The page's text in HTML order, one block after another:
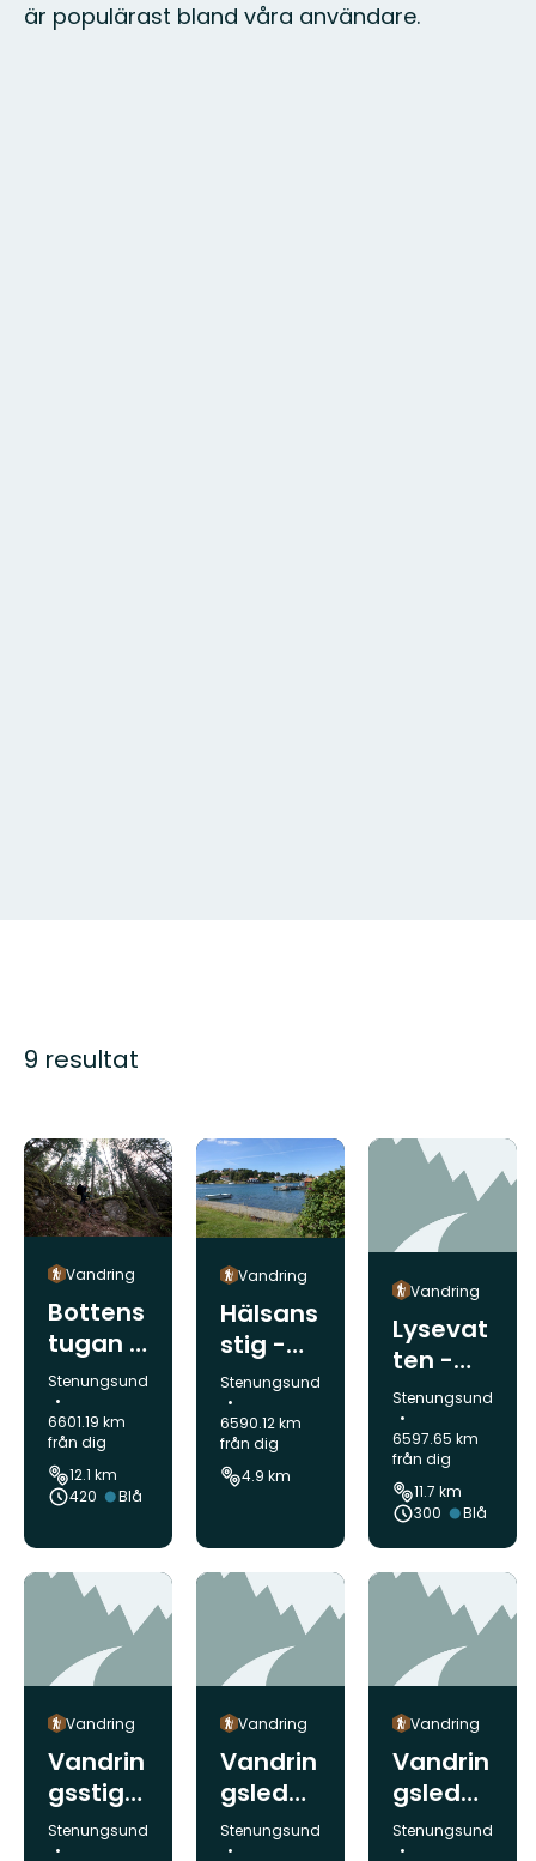
är populärast bland våra användare.
9 resultat
Vandring
Bottens
tugan -
Lysevat
ten,
Bohusle
den
Etapp 9
Kommun:
Stenungsund
6601.19 km
från dig
12.1 km
420
Svårighetsgrad:
Blå
Vandring
Hälsans
stig -
Stenun
gsund
Kommun:
Stenungsund
6590.12 km
från dig
4.9 km
Vandring
Lysevat
ten -
Hasterö
d,
Bohusle
den
Etapp
10
Kommun:
Stenungsund
6597.65 km
från dig
11.7 km
300
Blå
Vandring
Vandrin
gsstig
Ramsön
Kommun:
Stenungsund
Vandring
Vandrin
gsled
Bottens
Kommun:
Stenungsund
Vandring
Vandrin
gsled
Bottens
Kommun:
Stenungsund